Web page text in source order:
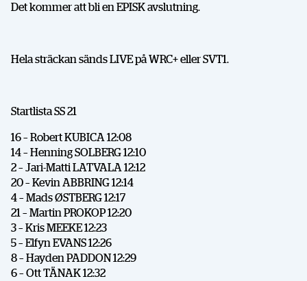
Det kommer att bli en EPISK avslutning.
Hela sträckan sänds LIVE på WRC+ eller SVT1.
Startlista SS 21
16 – Robert KUBICA 12:08
14 – Henning SOLBERG 12:10
2 – Jari-Matti LATVALA 12:12
20 – Kevin ABBRING 12:14
4 – Mads ØSTBERG 12:17
21 – Martin PROKOP 12:20
3 – Kris MEEKE 12:23
5 – Elfyn EVANS 12:26
8 – Hayden PADDON 12:29
6 – Ott TÄNAK 12:32